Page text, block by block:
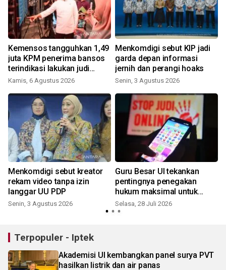
Kemensos tangguhkan 1,49
juta KPM penerima bansos
terindikasi lakukan judi
online
Kamis, 6 Agustus 2026
Menkomdigi sebut KIP jadi
garda depan informasi
jernih dan perangi hoaks
Senin, 3 Agustus 2026
Menkomdigi sebut kreator
rekam video tanpa izin
langgar UU PDP
Senin, 3 Agustus 2026
Guru Besar UI tekankan
pentingnya penegakan
hukum maksimal untuk
berantas judol makin efektif
Selasa, 28 Juli 2026
Terpopuler - Iptek
Akademisi UI kembangkan panel surya PVT
hasilkan listrik dan air panas